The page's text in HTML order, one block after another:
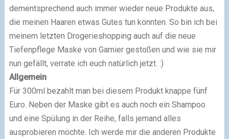
dementsprechend auch immer wieder neue Produkte aus,
die meinen Haaren etwas Gutes tun könnten. So bin ich bei
meinem letzten Drogerieshopping auch auf die neue
Tiefenpflege Maske von Garnier gestoßen und wie sie mir
nun gefällt, verrate ich euch natürlich jetzt. :)
Allgemein
Für 300ml bezahlt man bei diesem Produkt knappe fünf
Euro. Neben der Maske gibt es auch noch ein Shampoo
und eine Spülung in der Reihe, falls jemand alles
ausprobieren möchte. Ich werde mir die anderen Produkte